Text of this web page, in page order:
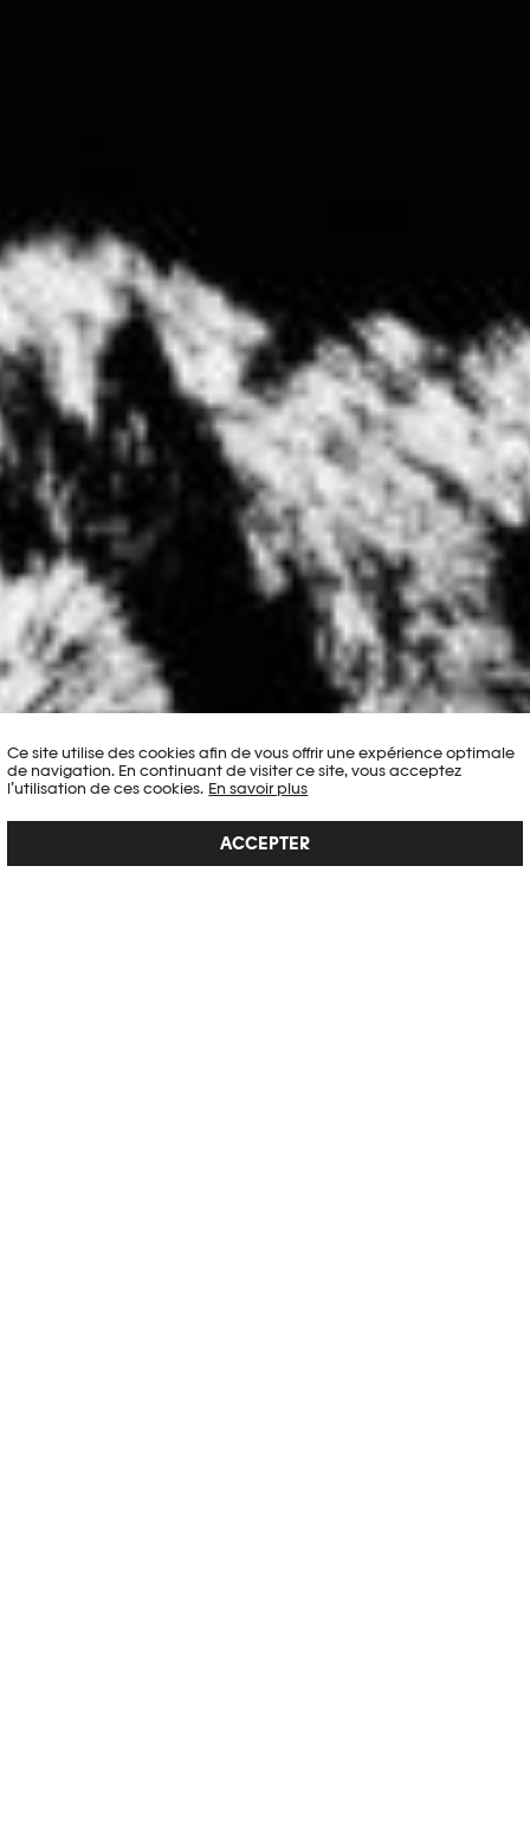
Ce site utilise des cookies afin de vous offrir une expérience optimale
de navigation. En continuant de visiter ce site, vous acceptez
l’utilisation de ces cookies. En savoir plus
ACCEPTER